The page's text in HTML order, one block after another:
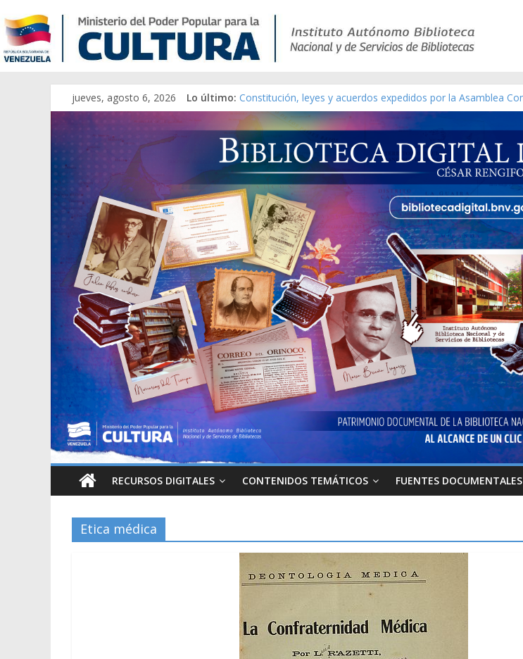
jueves, agosto 6, 2026 Lo último: Constitución, leyes y acuerdos expedidos por la Asamblea
Una Parálisis [material gráfico]
Modesta Bor Sánchez [material gráfico]
Gaceta Oficial de la República de Venezuela año CXXXIII Mes
Catálogo temático de obras de Modesta Bor
RECURSOS DIGITALES CONTENIDOS TEMÁTICOS FUENTES DOCUMENTALES
Etica médica